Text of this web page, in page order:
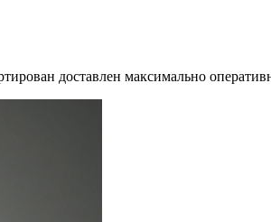
доставлен максимально